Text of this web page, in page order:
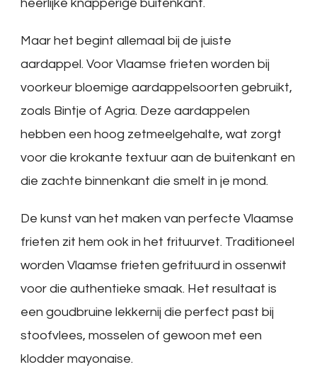
heerlijke knapperige buitenkant.
Maar het begint allemaal bij de juiste
aardappel. Voor Vlaamse frieten worden bij
voorkeur bloemige aardappelsoorten gebruikt,
zoals Bintje of Agria. Deze aardappelen
hebben een hoog zetmeelgehalte, wat zorgt
voor die krokante textuur aan de buitenkant en
die zachte binnenkant die smelt in je mond.
De kunst van het maken van perfecte Vlaamse
frieten zit hem ook in het frituurvet. Traditioneel
worden Vlaamse frieten gefrituurd in ossenwit
voor die authentieke smaak. Het resultaat is
een goudbruine lekkernij die perfect past bij
stoofvlees, mosselen of gewoon met een
klodder mayonaise.